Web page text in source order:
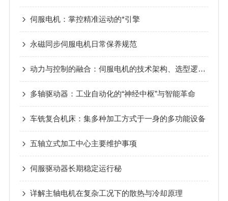
伺服电机：掌控精准运动的*引擎
永磁同步伺服电机日常保养规范
动力与控制的融合：伺服电机的技术架构、选型逻辑与未来趋势
多轴驱动器：工业自动化的“神经中枢”与智能革命
车铣复合机床：集多种加工方式于一身的多功能设备
五轴立式加工中心主要维护事项
伺服驱动器长期稳定运行秘
详解主轴电机在复杂工况下的散热与冷却原理